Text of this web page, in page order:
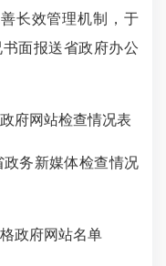
长效管理机制，于
面报送省政府办公
府网站检查情况表
新媒体检查情况
府网站名单